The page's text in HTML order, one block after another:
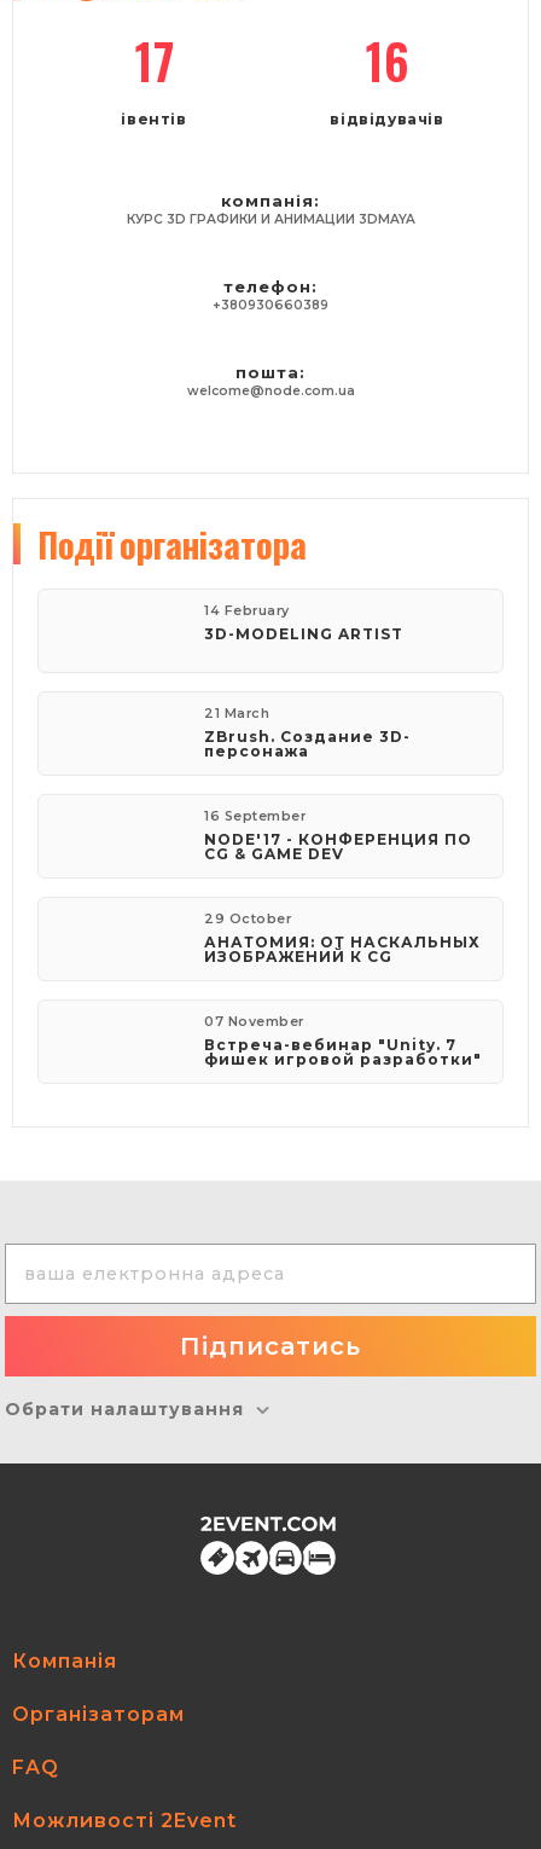
17
івентів
16
відвідувачів
компанія:
КУРС 3D ГРАФИКИ И АНИМАЦИИ 3DMAYA
телефон:
+380930660389
пошта:
welcome@node.com.ua
Подіїорганізатора
14 February
3D-MODE­LING ARTIST
21 March
ZBrush. Создание 3D-
персонажа
16 September
NODE'17 - КОНФЕРЕНЦИЯ ПО
CG & GAME DEV
29 October
АНАТОМИЯ: ОТ НАСКАЛЬНЫХ
ИЗОБРАЖЕНИЙ К CG
07 November
Встреча-вебинар "Unity. 7
фишек игровой разработки"
Обрати налаштування
Компанія
Організаторам
FAQ
Можливості 2Event